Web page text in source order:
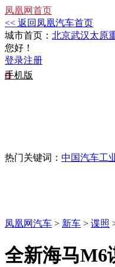
凤凰网首页
<< 返回凤凰汽车首页
城市首页： 北京武汉太原
您好！
登录注册
手机版
热门关键词： 中国汽车工
凤凰网汽车 > 新车 > 谍照
全新海马M6